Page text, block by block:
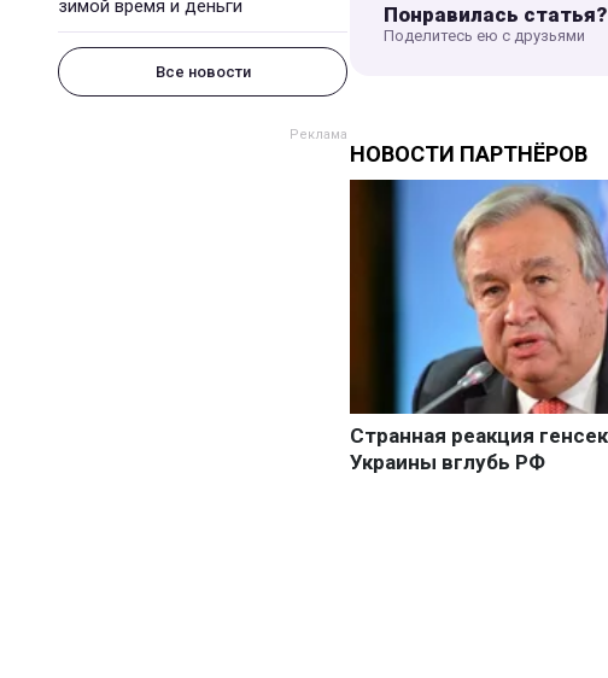
зимой время и деньги
Все новости
Понравилась статья?
Поделитесь ею с друзьями